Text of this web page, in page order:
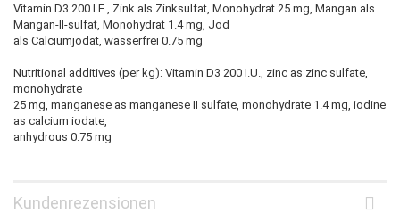
Vitamin D3 200 I.E., Zink als Zinksulfat, Monohydrat 25 mg, Mangan als
Mangan-II-sulfat, Monohydrat 1.4 mg, Jod
als Calciumjodat, wasserfrei 0.75 mg
Nutritional additives (per kg): Vitamin D3 200 I.U., zinc as zinc sulfate,
monohydrate
25 mg, manganese as manganese II sulfate, monohydrate 1.4 mg, iodine
as calcium iodate,
anhydrous 0.75 mg
Kundenrezensionen